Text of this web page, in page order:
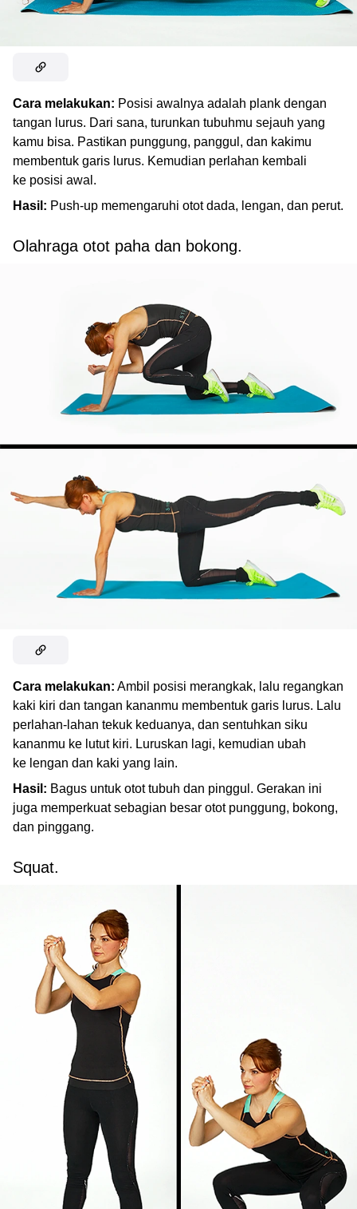
Cara melakukan: Posisi awalnya adalah plank dengan
tangan lurus. Dari sana, turunkan tubuhmu sejauh yang
kamu bisa. Pastikan punggung, panggul, dan kakimu
membentuk garis lurus. Kemudian perlahan kembali
ke posisi awal.
Hasil: Push-up memengaruhi otot dada, lengan, dan perut.
Olahraga otot paha dan bokong.
Cara melakukan: Ambil posisi merangkak, lalu regangkan
kaki kiri dan tangan kananmu membentuk garis lurus. Lalu
perlahan-lahan tekuk keduanya, dan sentuhkan siku
kananmu ke lutut kiri. Luruskan lagi, kemudian ubah
ke lengan dan kaki yang lain.
Hasil: Bagus untuk otot tubuh dan pinggul. Gerakan ini
juga memperkuat sebagian besar otot punggung, bokong,
dan pinggang.
Squat.